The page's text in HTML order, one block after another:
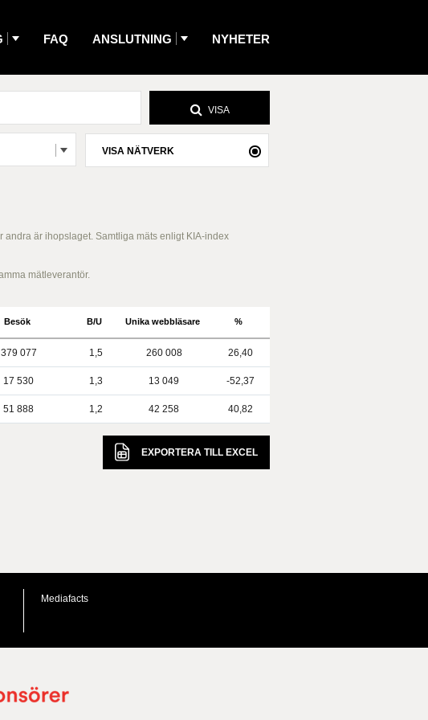
FAQ ANSLUTNING NYHETER
VISA
VISA NÄTVERK
är ihopslaget. Samtliga mäts enligt KIA-index
mätleverantör.
Besök B/U Unika webbläsare %
379 077 1,5 260 008 26,40
17 530 1,3 13 049 -52,37
51 888 1,2 42 258 40,82
EXPORTERA TILL EXCEL
Mediafacts